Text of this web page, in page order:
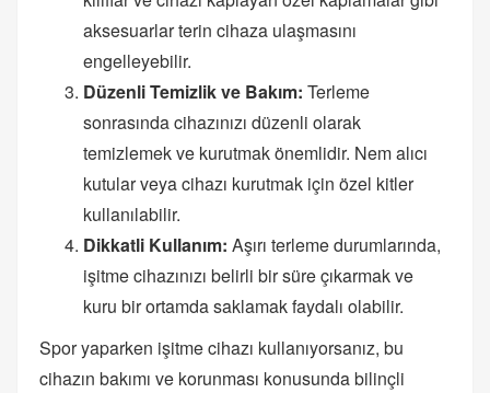
aksesuarlar terin cihaza ulaşmasını
engelleyebilir.
Düzenli Temizlik ve Bakım: Terleme
sonrasında cihazınızı düzenli olarak
temizlemek ve kurutmak önemlidir. Nem alıcı
kutular veya cihazı kurutmak için özel kitler
kullanılabilir.
Dikkatli Kullanım: Aşırı terleme durumlarında,
işitme cihazınızı belirli bir süre çıkarmak ve
kuru bir ortamda saklamak faydalı olabilir.
Spor yaparken işitme cihazı kullanıyorsanız, bu
cihazın bakımı ve korunması konusunda bilinçli